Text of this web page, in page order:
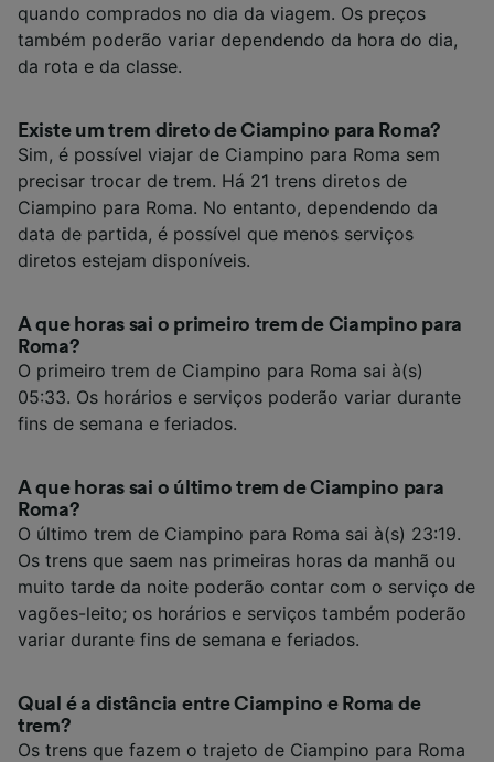
quando comprados no dia da viagem. Os preços
também poderão variar dependendo da hora do dia,
da rota e da classe.
Existe um trem direto de Ciampino para Roma?
Sim, é possível viajar de Ciampino para Roma sem
precisar trocar de trem. Há 21 trens diretos de
Ciampino para Roma. No entanto, dependendo da
data de partida, é possível que menos serviços
diretos estejam disponíveis.
A que horas sai o primeiro trem de Ciampino para
Roma?
O primeiro trem de Ciampino para Roma sai à(s)
05:33. Os horários e serviços poderão variar durante
fins de semana e feriados.
A que horas sai o último trem de Ciampino para
Roma?
O último trem de Ciampino para Roma sai à(s) 23:19.
Os trens que saem nas primeiras horas da manhã ou
muito tarde da noite poderão contar com o serviço de
vagões-leito; os horários e serviços também poderão
variar durante fins de semana e feriados.
Qual é a distância entre Ciampino e Roma de
trem?
Os trens que fazem o trajeto de Ciampino para Roma